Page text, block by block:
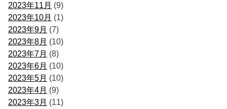
2023年11月 (9)
2023年10月 (1)
2023年9月 (7)
2023年8月 (10)
2023年7月 (8)
2023年6月 (10)
2023年5月 (10)
2023年4月 (9)
2023年3月 (11)